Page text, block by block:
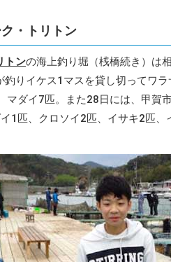
・トリトン
トンの海上釣り堀（桟橋続き）は
釣りイケス1マスを貸し切ってワ
マダイ7匹。また28日には、甲賀
1匹、クロソイ2匹、イサキ2匹